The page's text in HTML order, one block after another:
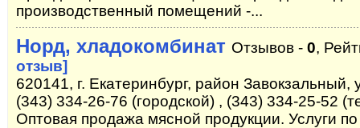
производственный помещений -...
Норд, хладокомбинат Отзывов - 0,
отзыв]
620141, г. Екатеринбург, район Завокзальный,
(343) 334-26-76 (городской) , (343) 334-25-52
Оптовая продажа мясной продукции. Услуги